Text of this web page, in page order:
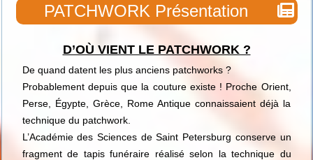
PATCHWORK Présentation
D’OÙ VIENT LE PATCHWORK ?
De quand datent les plus anciens patchworks ?
Probablement depuis que la couture existe ! Proche Orient,
Perse, Égypte, Grèce, Rome Antique connaissaient déjà la
technique du patchwork.
L’Académie des Sciences de Saint Petersburg conserve un
fragment de tapis funéraire réalisé selon la technique du